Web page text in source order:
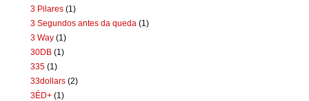
3 Pilares (1)
3 Segundos antes da queda (1)
3 Way (1)
30DB (1)
335 (1)
33dollars (2)
3ÉD+ (1)